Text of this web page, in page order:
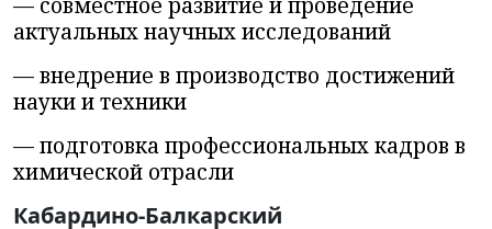
актуальных научных исследований
— внедрение в производство достижений
науки и техники
— подготовка профессиональных кадров в
химической отрасли
Кабардино-Балкарский